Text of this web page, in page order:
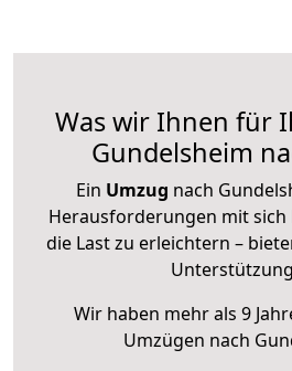
Was wir Ihnen für
Gundelsheim
Ein Umzug nach
Herausforderungen mit
die Last zu erleichtern –
Wir haben mehr als 9
Umzügen nach